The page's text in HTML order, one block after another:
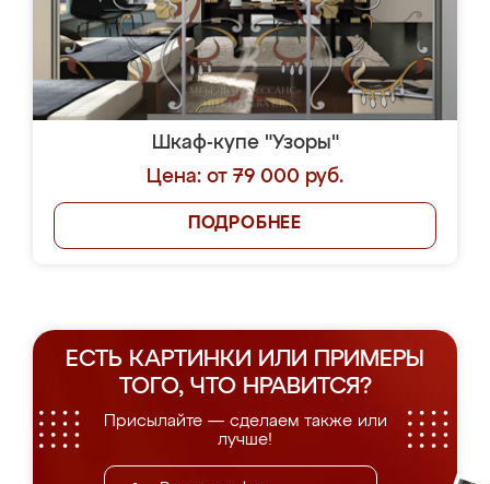
Шкаф-купе "Узоры"
Цена: от 79 000 руб.
ПОДРОБНЕЕ
ЕСТЬ КАРТИНКИ ИЛИ ПРИМЕРЫ
ТОГО, ЧТО НРАВИТСЯ?
Присылайте — сделаем также или
лучше!